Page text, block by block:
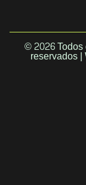
© 2026
reservados